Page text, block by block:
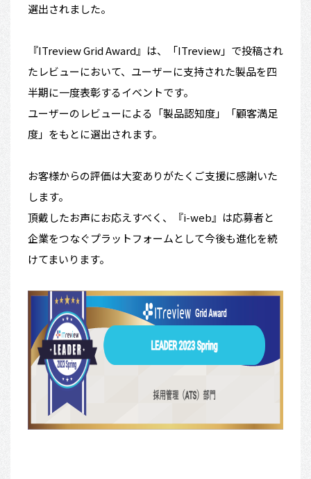
選出されました。
『ITreview Grid Award』は、「ITreview」 で投稿され
たレビューにおいて、 ユーザーに支持された製品を四
半期に一度表彰するイベントです。
ユーザーのレビューによる「製品認知度」「顧客満足
度」 をもとに選出されます。
お客様からの評価は大変ありがたくご支援に感謝いた
します。
頂戴したお声にお応えすべく、『i-web』 は応募者と
企業をつなぐプラットフォームとして今後も進化を続
けてまいります。